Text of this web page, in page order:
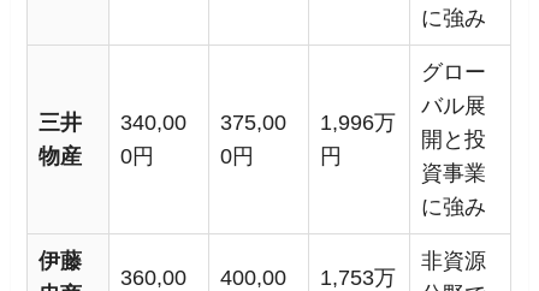
に強み
三井
物産
340,00
0円
375,00
0円
1,996万
円
グロー
バル展
開と投
資事業
に強み
伊藤
360,00
400,00
1,753万
非資源